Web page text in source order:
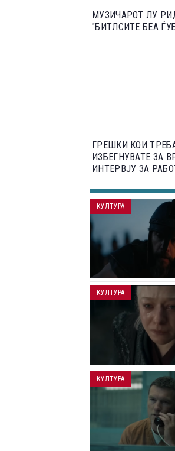
МУЗИЧАРОТ ЛУ
"БИТЛСИТЕ БЕА
ГРЕШКИ КОИ
ИЗБЕГНУВАТЕ ЗА
ИНТЕРВЈУ ЗА
КУЛТУРА
КУЛТУРА
КУЛТУРА